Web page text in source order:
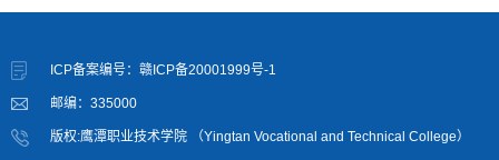
ICP备案编号：赣ICP备20001999号-1
邮编：335000
版权:鹰潭职业技术学院 （Yingtan Vocational and Technical College）